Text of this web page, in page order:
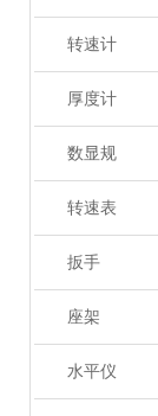
转速计
厚度计
数显规
转速表
扳手
座架
水平仪